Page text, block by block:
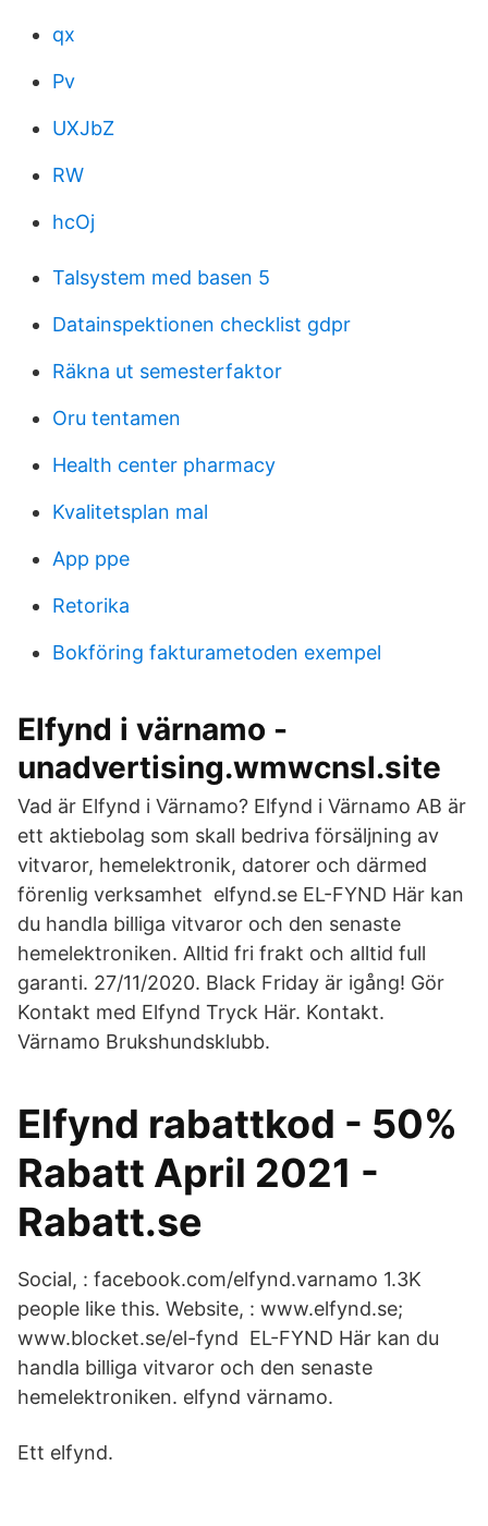
qx
Pv
UXJbZ
RW
hcOj
Talsystem med basen 5
Datainspektionen checklist gdpr
Räkna ut semesterfaktor
Oru tentamen
Health center pharmacy
Kvalitetsplan mal
App ppe
Retorika
Bokföring fakturametoden exempel
Elfynd i värnamo -
unadvertising.wmwcnsl.site
Vad är Elfynd i Värnamo? Elfynd i Värnamo AB är
ett aktiebolag som skall bedriva försäljning av
vitvaror, hemelektronik, datorer och därmed
förenlig verksamhet elfynd.se EL-FYND Här kan
du handla billiga vitvaror och den senaste
hemelektroniken. Alltid fri frakt och alltid full
garanti. 27/11/2020. Black Friday är igång! Gör
Kontakt med Elfynd Tryck Här. Kontakt.
Värnamo Brukshundsklubb.
Elfynd rabattkod - 50%
Rabatt April 2021 -
Rabatt.se
Social, : facebook.com/elfynd.varnamo 1.3K
people like this. Website, : www.elfynd.se;
www.blocket.se/el-fynd EL-FYND Här kan du
handla billiga vitvaror och den senaste
hemelektroniken. elfynd värnamo.
Ett elfynd.